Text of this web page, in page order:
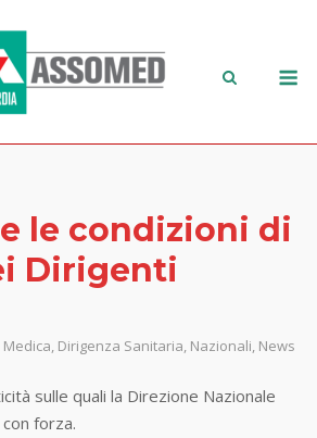
le condizioni di
Dirigenti
, Dirigenza Sanitaria, Nazionali, News
sulle quali la Direzione Nazionale
forza.